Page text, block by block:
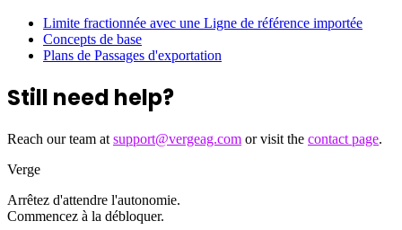
Limite fractionnée avec une Ligne de référence importée
Concepts de base
Plans de Passages d'exportation
Still need help?
Reach our team at support@vergeag.com or visit the contact page.
Verge
Arrêtez d'attendre l'autonomie.
Commencez à la débloquer.